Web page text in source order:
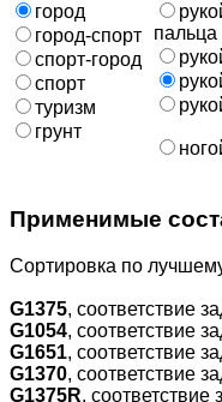
город
город-спорт
спорт-город
спорт
туризм
грунт
пальца
Применимые
Cортировка по
G1375, соответствие
G1054, соответствие
G1651, соответствие
G1370, соответствие
G1375R,